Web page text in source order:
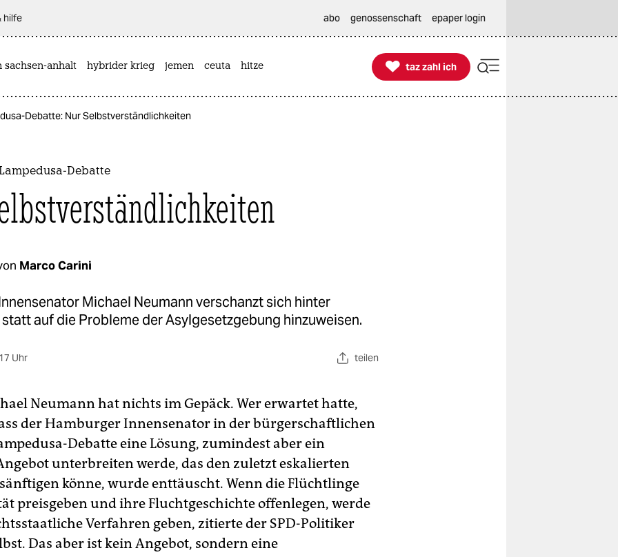
hilfe abo genossenschaft epaper login
sachsen-anhalt hybrider krieg jemen ceuta hitze 
taz zahl ich
taz zahl ich
Debatte: Nur Selbstverständlichkeiten
Debatte
Marco Carini
Michael Neumann verschanzt sich hinter
auf die Probleme der Asylgesetzgebung hinzuweisen.
Uhr teilen
Neumann hat nichts im Gepäck. Wer erwartet hatte,
der Hamburger Innensenator in der bürgerschaftlichen
Debatte eine Lösung, zumindest aber ein
unterbreiten werde, das den zuletzt eskalierten
könne, wurde enttäuscht. Wenn die Flüchtlinge
preisgeben und ihre Fluchtgeschichte offenlegen, werde
Verfahren geben, zitierte der SPD-Politiker
Das aber ist kein Angebot, sondern eine